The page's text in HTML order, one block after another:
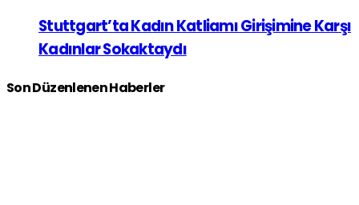
Stuttgart’ta Kadın Katliamı Girişimine Karşı
Kadınlar Sokaktaydı
Son Düzenlenen Haberler